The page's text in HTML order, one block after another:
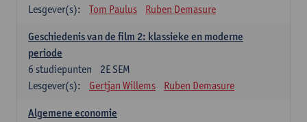
Lesgever(s):
Tom Paulus Ruben Demasure
Geschiedenis van de film 2: klassieke en moderne
periode
2E SEM
6 studiepunten
Lesgever(s):
Gertjan Willems Ruben Demasure
Algemene economie